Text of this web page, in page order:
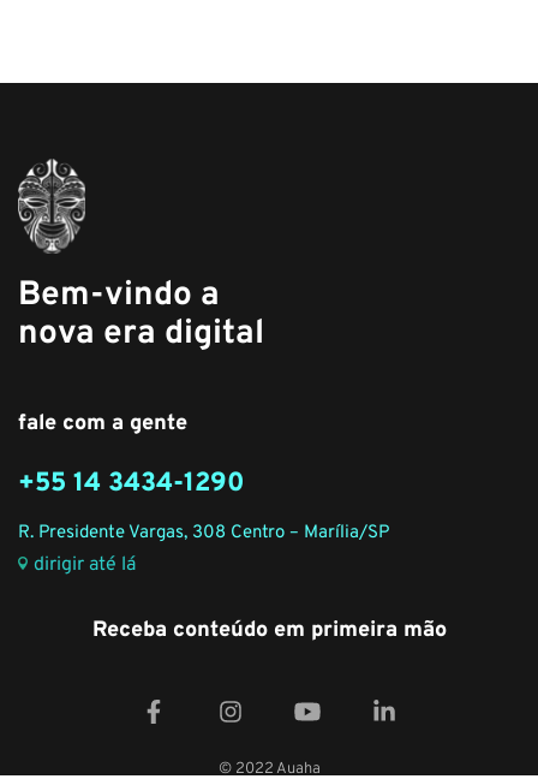
Bem-vindo a
nova era digital
fale com a gente
+55 14 3434-1290
R. Presidente Vargas, 308 Centro – Marília/SP
dirigir até lá
Receba conteúdo em primeira mão
© 2022 Auaha